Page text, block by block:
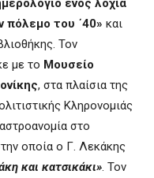
ενός λοχία
του ΄40» και
Τον
με το Μουσείο
, στα πλαίσια της
Κληρονομιάς
στο
οποία ο Γ. Λεκάκης
και κατσικάκι». Τον